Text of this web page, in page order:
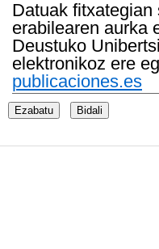
Datuak
erabilearen aurka
Deustuko
elektronikoz ere
publicaciones.es
Ezabatu Bidali